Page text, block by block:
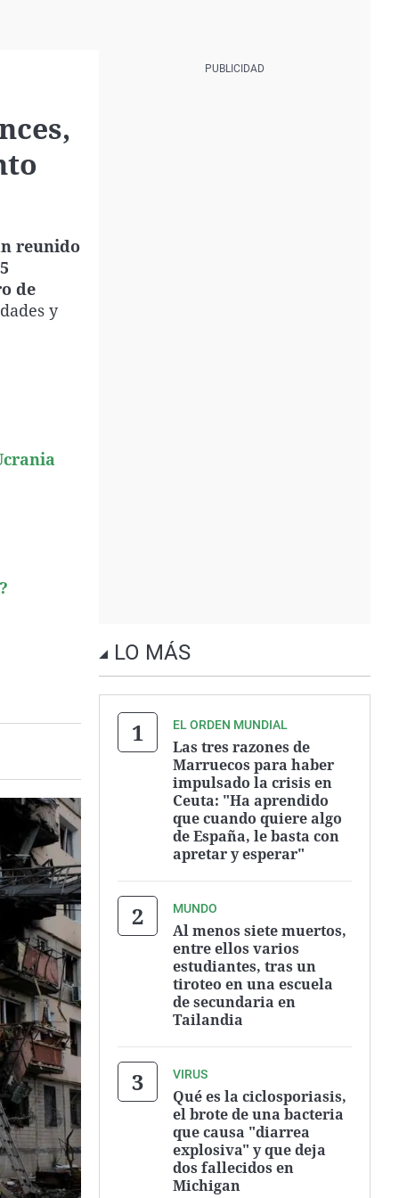
reunido
de
y
LO MÁS
EL ORDEN MUNDIAL
Las tres razones de
Marruecos para haber
impulsado la crisis en
Ceuta: "Ha aprendido
que cuando quiere algo
de España, le basta con
apretar y esperar"
MUNDO
Al menos siete muertos,
entre ellos varios
estudiantes, tras un
tiroteo en una escuela
de secundaria en
Tailandia
VIRUS
Qué es la ciclosporiasis,
el brote de una bacteria
que causa "diarrea
explosiva" y que deja
dos fallecidos en
Michigan